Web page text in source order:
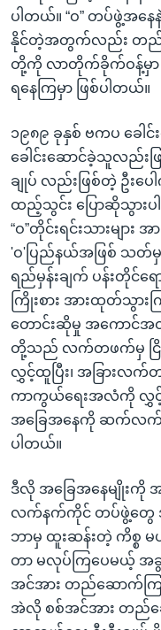
ပါတယ်။ “ဝ” တပ်ဖွဲ့အ
နိုင်တဲ့အတွက်လည်း တည်
တို့ကို လာတိုက်ခိုက်ဝန့်မှ
ရနေကြမှာ ဖြစ်ပါတယ်။
၁၉၈၉ ခုနှစ် ဗကပ ခေါ
ခေါင်းဆောင်ခဲ့သူလည်းဖ
ချုပ် လည်းဖြစ်တဲ့ ဦးပ
ထည့်သွင်း ပြောဆိုသွားပ
“ဝ”တိုင်းရင်းသားမျာ
'ဝ'ပြည်နယ်အဖြစ် သတ်မှ
ရည်မှန်းချက် ပန်းတိုင်
ကြိုးစား အားထုတ်သွား
တောင်းဆိုမှု အကောင်အ
တို့သည် လက်တဖက်မှ ငြိမ်
လွှင့်ထူပြီး၊ အခြား
ကာကွယ်ရေးအလံကို လွှ
အခြေအနေကို ဆက်လက်စေ
ပါတယ်။
ဒီလို အခြေအနေမျိုးကို အ
လက်နက်ကိုင် တပ်ဖွဲ့တွေ အ
ဘာမှ ထူးဆန်းတဲ့ ကိစ္စ
တာ မလုပ်ကြပေမယ့် အ
အင်အား တည်ဆောက်ကြ
အဲလို စစ်အင်အား တည်